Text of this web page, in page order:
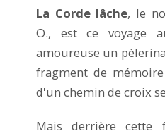
La Corde lâche, le
O., est ce voyage
amoureuse un
fragment de
d'un chemin de croix
Mais derrière cette